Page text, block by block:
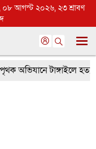
০৮ আগস্ট ২০২৬, ২৩ শ্রাবণ
অভিযানে টাঙ্গাইলে